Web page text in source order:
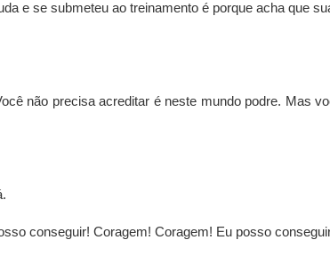
e se submeteu ao treinamento é porque acha que
não precisa acreditar é neste mundo podre. Mas
conseguir! Coragem! Coragem! Eu posso